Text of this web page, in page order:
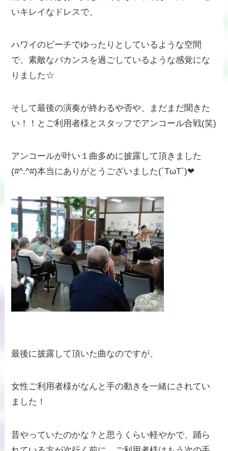
いキレイなドレスで、
ハワイのビーチでゆったりとしているような空間
で、素敵なバカンスを過ごしているような感覚にな
りました☆
そして最後の演奏が終わるや否や、まだまだ聞きた
い！！とご利用者様とスタッフでアンコール合戦(笑)
アンコールが叶い１曲多めに披露して頂きました
(#^.^#)本当にありがとうございました(´TωT`)❤
最後に披露して頂いた曲なのですが、
女性ご利用者様がなんと手の動きを一緒にされてい
ました！
昔やっていたのかな？と思うくらい軽やかで、踊ら